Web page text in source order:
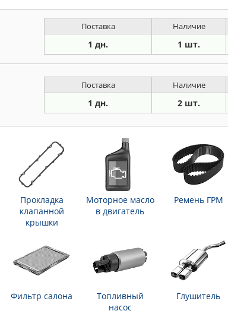
Поставка Наличие
1 дн. 1 шт.
Поставка Наличие
1 дн. 2 шт.
Прокладка
клапанной
крышки
Моторное масло
в двигатель
Ремень ГРМ
Фильтр салона
Топливный
насос
Глушитель